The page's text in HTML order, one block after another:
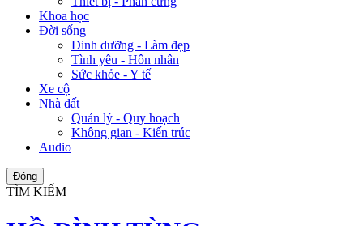
Khoa học
Đời sống
Dinh dưỡng - Làm đẹp
Tình yêu - Hôn nhân
Sức khỏe - Y tế
Xe cộ
Nhà đất
Quản lý - Quy hoạch
Không gian - Kiến trúc
Audio
Đóng
TÌM KIẾM